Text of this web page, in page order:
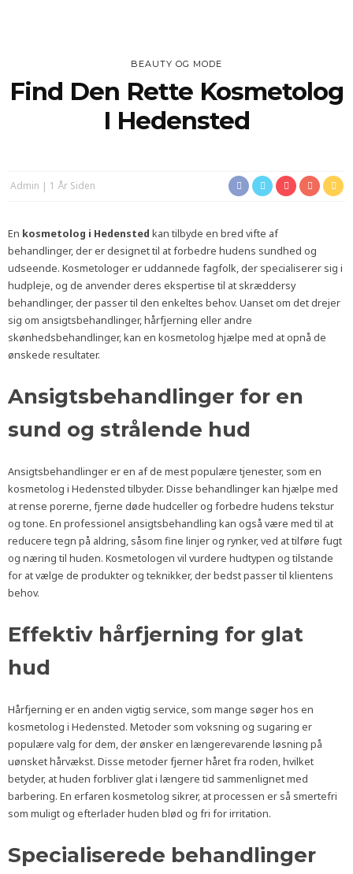
BEAUTY OG MODE
Find Den Rette Kosmetolog
I Hedensted
Admin 1 År Siden
En kosmetolog i Hedensted kan tilbyde en bred vifte af
behandlinger, der er designet til at forbedre hudens sundhed og
udseende. Kosmetologer er uddannede fagfolk, der specialiserer sig i
hudpleje, og de anvender deres ekspertise til at skræddersy
behandlinger, der passer til den enkeltes behov. Uanset om det drejer
sig om ansigtsbehandlinger, hårfjerning eller andre
skønhedsbehandlinger, kan en kosmetolog hjælpe med at opnå de
ønskede resultater.
Ansigtsbehandlinger for en
sund og strålende hud
Ansigtsbehandlinger er en af de mest populære tjenester, som en
kosmetolog i Hedensted tilbyder. Disse behandlinger kan hjælpe med
at rense porerne, fjerne døde hudceller og forbedre hudens tekstur
og tone. En professionel ansigtsbehandling kan også være med til at
reducere tegn på aldring, såsom fine linjer og rynker, ved at tilføre fugt
og næring til huden. Kosmetologen vil vurdere hudtypen og tilstande
for at vælge de produkter og teknikker, der bedst passer til klientens
behov.
Effektiv hårfjerning for glat
hud
Hårfjerning er en anden vigtig service, som mange søger hos en
kosmetolog i Hedensted. Metoder som voksning og sugaring er
populære valg for dem, der ønsker en længerevarende løsning på
uønsket hårvækst. Disse metoder fjerner håret fra roden, hvilket
betyder, at huden forbliver glat i længere tid sammenlignet med
barbering. En erfaren kosmetolog sikrer, at processen er så smertefri
som muligt og efterlader huden blød og fri for irritation.
Specialiserede behandlinger